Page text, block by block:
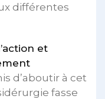
différentes
et
d’aboutir à cet
fasse